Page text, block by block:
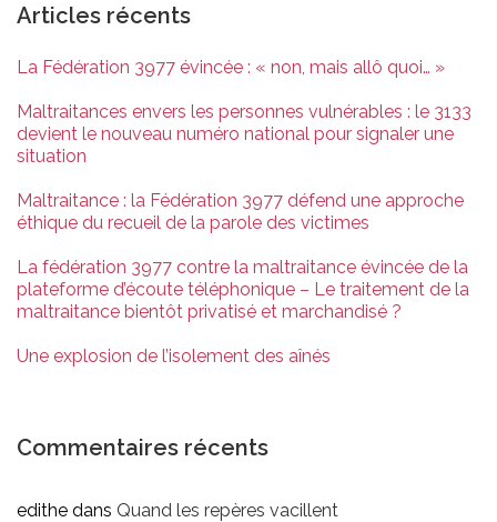
Articles récents
La Fédération 3977 évincée : « non, mais allô quoi… »
Maltraitances envers les personnes vulnérables : le 3133
devient le nouveau numéro national pour signaler une
situation
Maltraitance : la Fédération 3977 défend une approche
éthique du recueil de la parole des victimes
La fédération 3977 contre la maltraitance évincée de la
plateforme d’écoute téléphonique – Le traitement de la
maltraitance bientôt privatisé et marchandisé ?
Une explosion de l’isolement des aînés
Commentaires récents
edithe dans Quand les repères vacillent